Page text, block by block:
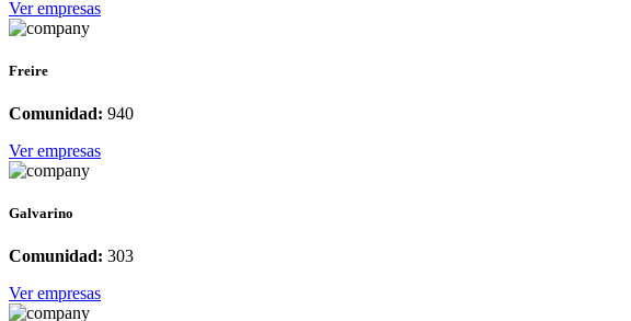
Ver empresas
Freire
Comunidad: 940
Ver empresas
Galvarino
Comunidad: 303
Ver empresas